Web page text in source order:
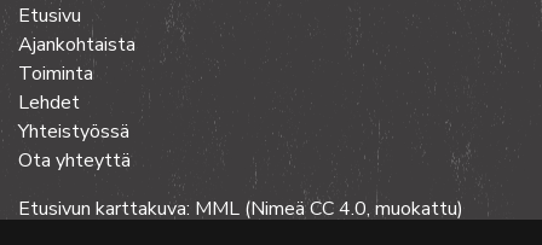
Etusivu
Ajankohtaista
Toiminta
Lehdet
Yhteistyössä
Ota yhteyttä
Etusivun karttakuva: MML (Nimeä CC 4.0, muokattu)